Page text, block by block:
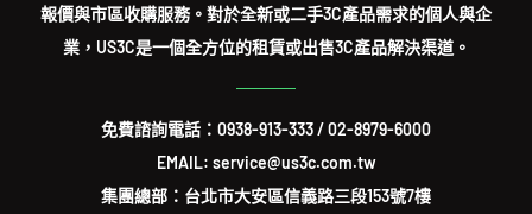
業，US3C是一個全方位的租賃或出售3C產品解決渠道。
0938-913-333
EMAIL: service@us3c.com.tw
集團總部：台北市大安區信義路三段153號7樓